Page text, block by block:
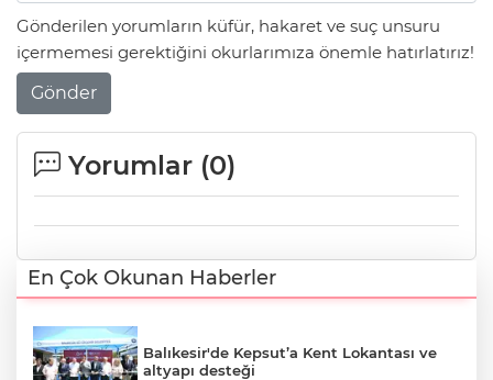
Gönderilen yorumların küfür, hakaret ve suç unsuru
içermemesi gerektiğini okurlarımıza önemle hatırlatırız!
Gönder
Yorumlar (0)
En Çok Okunan Haberler
Balıkesir'de Kepsut’a Kent Lokantası ve
altyapı desteği